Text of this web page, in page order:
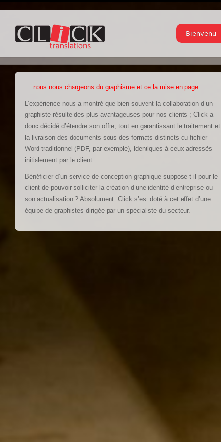
Bienvenu
… nous nous chargeons du graphisme et de la mise en page
L’expérience nous a montré que bien souvent la collaboration d’un
graphiste résulte des plus avantageuses pour nos clients ; Click a
donc décidé d’étendre son offre, tout en garantissant le traitement et
la livraison des documents sous des formats distincts du fichier
Word traditionnel (PDF, par exemple), identiques à ceux adressés
initialement par le client.
Bénéficier d’un service de conception graphique suppose-t-il pour le
client de pouvoir solliciter la création d’une identité d’entreprise ou
son actualisation ? Absolument. Click s’est doté à cet effet d’une
équipe de graphistes dirigée par un spécialiste du secteur.